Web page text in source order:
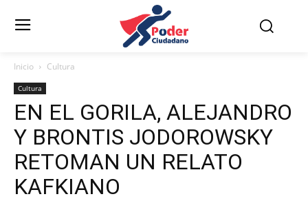
Inicio Cultura
Cultura
EN EL GORILA, ALEJANDRO
Y BRONTIS JODOROWSKY
RETOMAN UN RELATO
KAFKIANO